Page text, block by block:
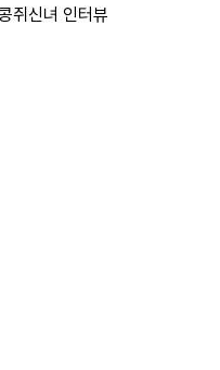
쥐신녀 인터뷰